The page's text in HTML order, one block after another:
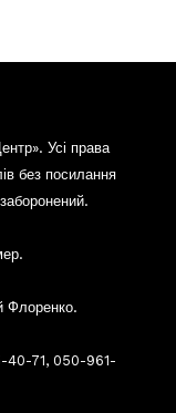
Усі права
без посилання
Флоренко.
40-71, 050-961-